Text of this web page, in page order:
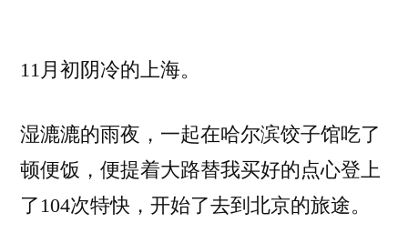
11月初阴冷的上海。
湿漉漉的雨夜，一起在哈尔滨饺子馆吃了
顿便饭，便提着大路替我买好的点心登上
了104次特快，开始了去到北京的旅途。